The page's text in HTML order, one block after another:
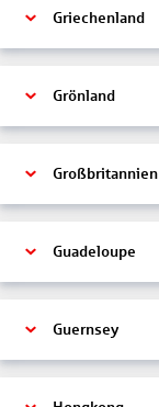
Griechenland
Grönland
Großbritannien
Guadeloupe
Guernsey